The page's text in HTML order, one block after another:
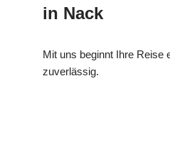
in Nack
Mit uns beginnt Ihre Reise
zuverlässig.